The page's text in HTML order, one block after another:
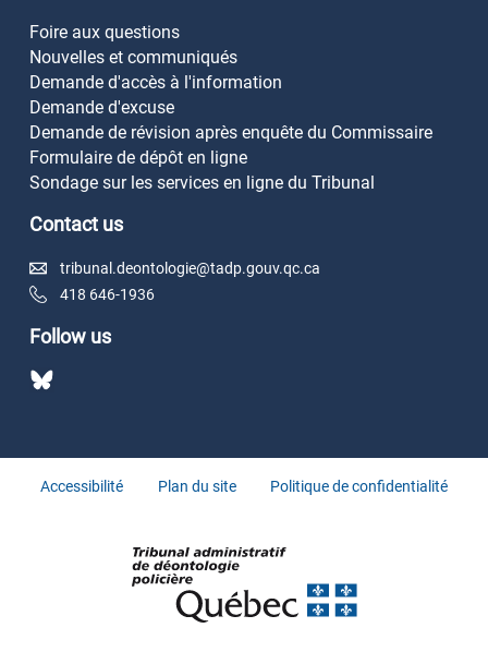
Foire aux questions
Nouvelles et communiqués
Demande d'accès à l'information
Demande d'excuse
Demande de révision après enquête du Commissaire
Formulaire de dépôt en ligne
Sondage sur les services en ligne du Tribunal
Contact us
tribunal.deontologie@tadp.gouv.qc.ca
418 646-1936
Follow us
Accessibilité Plan du site Politique de confidentialité